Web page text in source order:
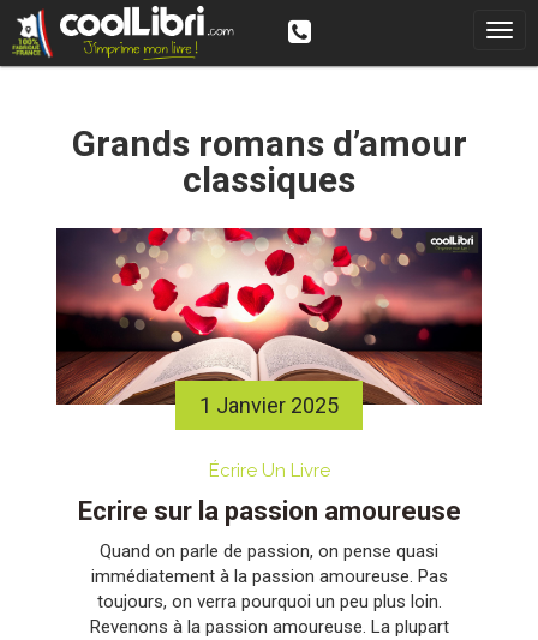
Grands romans d’amour
classiques
1 Janvier 2025
Écrire Un Livre
Ecrire sur la passion amoureuse
Quand on parle de passion, on pense quasi
immédiatement à la passion amoureuse. Pas
toujours, on verra pourquoi un peu plus loin.
Revenons à la passion amoureuse. La plupart